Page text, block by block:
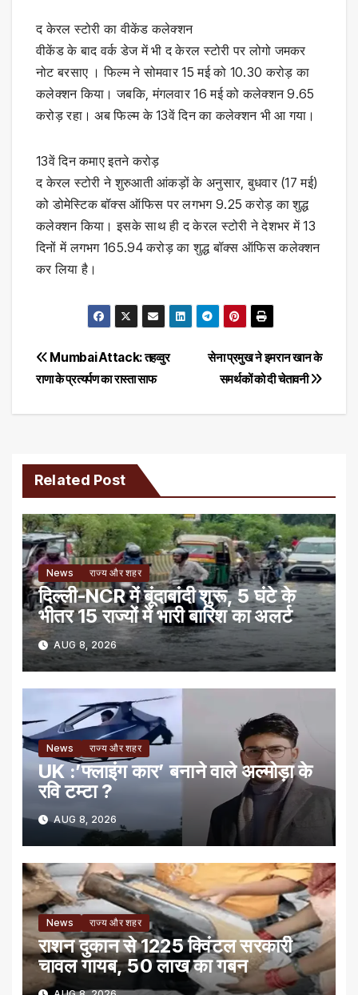
द केरल स्टोरी का वीकेंड कलेक्शन
वीकेंड के बाद वर्क डेज में भी द केरल स्टोरी पर लोगो जमकर
नोट बरसाए । फिल्म ने सोमवार 15 मई को 10.30 करोड़ का
कलेक्शन किया। जबकि, मंगलवार 16 मई को कलेक्शन 9.65
करोड़ रहा। अब फिल्म के 13वें दिन का कलेक्शन भी आ गया।
13वें दिन कमाए इतने करोड़
द केरल स्टोरी ने शुरुआती आंकड़ों के अनुसार, बुधवार (17 मई)
को डोमेस्टिक बॉक्स ऑफिस पर लगभग 9.25 करोड़ का शुद्ध
कलेक्शन किया। इसके साथ ही द केरल स्टोरी ने देशभर में 13
दिनों में लगभग 165.94 करोड़ का शुद्ध बॉक्स ऑफिस कलेक्शन
कर लिया है।
Post
navigation
सेना प्रमुख ने इमरान खान के
समर्थकों को दी चेतावनी
Mumbai Attack: तहव्वुर
राणा के प्रत्यर्पण का रास्ता साफ
Related Post
News राज्य और शहर
दिल्ली-NCR में बूंदाबांदी शुरू, 5 घंटे के
भीतर 15 राज्यों में भारी बारिश का अलर्ट
AUG 8, 2026
News राज्य और शहर
UK :’फ्लाइंग कार’ बनाने वाले अल्मोड़ा के
रवि टम्टा ?
AUG 8, 2026
News राज्य और शहर
राशन दुकान से 1225 क्विंटल सरकारी
चावल गायब, 50 लाख का गबन